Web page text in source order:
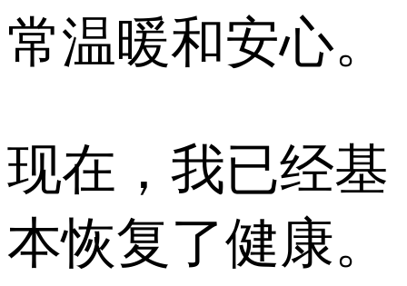
常温暖和安心。
现在，我已经基
本恢复了健康。